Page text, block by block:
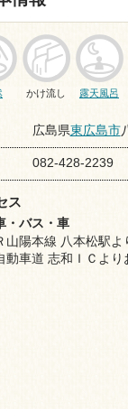
かけ流し 露天風呂
広島県東広島市
082-428-2239
ス
・バス・車
山陽本線 八本松駅
動車道 志和ＩＣより